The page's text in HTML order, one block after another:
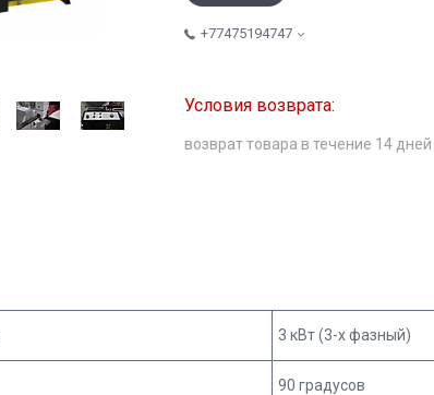
+77475194747
возврат товара в течение 14 дней
3 кВт (3-х фазный)
90 градусов